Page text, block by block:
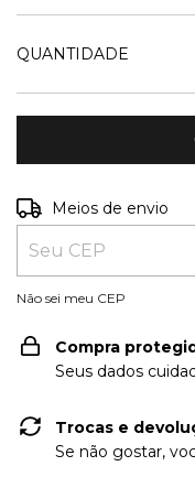
QUANTIDADE
Entregas para o CEP:
Meios de envio
Não sei meu CEP
Compra
Seus dados
Trocas e
Se não gostar,